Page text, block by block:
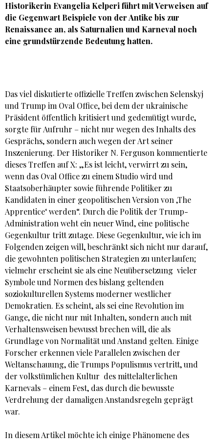
Historikerin Evangelia Kelperi führt mit Verweisen auf
die Gegenwart Beispiele von der Antike bis zur
Renaissance an, als Saturnalien und Karneval noch
eine grundstürzende Bedeutung hatten.
Das viel diskutierte offizielle Treffen zwischen Selenskyj
und Trump im Oval Office, bei dem der ukrainische
Präsident öffentlich kritisiert und gedemütigt wurde,
sorgte für Aufruhr – nicht nur wegen des Inhalts des
Gesprächs, sondern auch wegen der Art seiner
Inszenierung. Der Historiker N. Ferguson kommentierte
dieses Treffen auf X: „Es ist leicht, verwirrt zu sein,
wenn das Oval Office zu einem Studio wird und
Staatsoberhäupter sowie führende Politiker zu
Kandidaten in einer geopolitischen Version von ‚The
Apprentice‘ werden“. Durch die Politik der Trump-
Administration weht ein neuer Wind, eine politische
Gegenkultur tritt zutage. Diese Gegenkultur, wie ich im
Folgenden zeigen will, beschränkt sich nicht nur darauf,
die gewohnten politischen Strategien zu unterlaufen;
vielmehr erscheint sie als eine Neuübersetzung vieler
Symbole und Normen des bislang geltenden
soziokulturellen Systems moderner westlicher
Demokratien. Es scheint, als sei eine Revolution im
Gange, die nicht nur mit Inhalten, sondern auch mit
Verhaltensweisen bewusst brechen will, die als
Grundlage von Normalität und Anstand gelten. Einige
Forscher erkennen viele Parallelen zwischen der
Weltanschauung, die Trumps Populismus vertritt, und
der volkstümlichen Kultur des mittelalterlichen
Karnevals – einem Fest, das durch die bewusste
Verdrehung der damaligen Anstandsregeln geprägt
war.
In diesem Artikel möchte ich einige Phänomene des